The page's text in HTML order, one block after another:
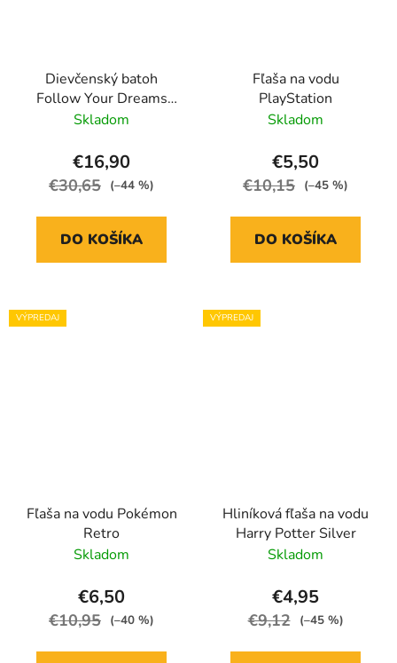
Dievčenský batoh
Follow Your Dreams
WOW Generation
Skladom
€16,90
€30,65 (–44 %)
DO KOŠÍKA
Fľaša na vodu
PlayStation
Skladom
€5,50
€10,15 (–45 %)
DO KOŠÍKA
VÝPREDAJ
Fľaša na vodu Pokémon
Retro
Skladom
€6,50
€10,95 (–40 %)
VÝPREDAJ
Hliníková fľaša na vodu
Harry Potter Silver
Skladom
€4,95
€9,12 (–45 %)